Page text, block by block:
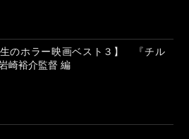
生のホラー映画ベスト３】 『チル
崎裕介監督 編